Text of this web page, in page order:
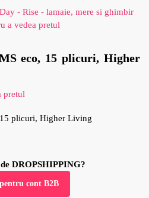
- Rise - lamaie, mere si ghimbir
a vedea pretul
eco, 15 plicuri, Higher
pretul
plicuri, Higher Living
DROPSHIPPING?
cont B2B